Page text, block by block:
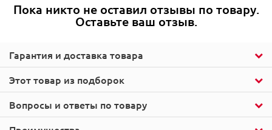
Этот товар из подборок
Гарантия и доставка товара
Пока никто не оставил отзывы по товару.
Оставьте ваш отзыв.
Вопросы и ответы по товару